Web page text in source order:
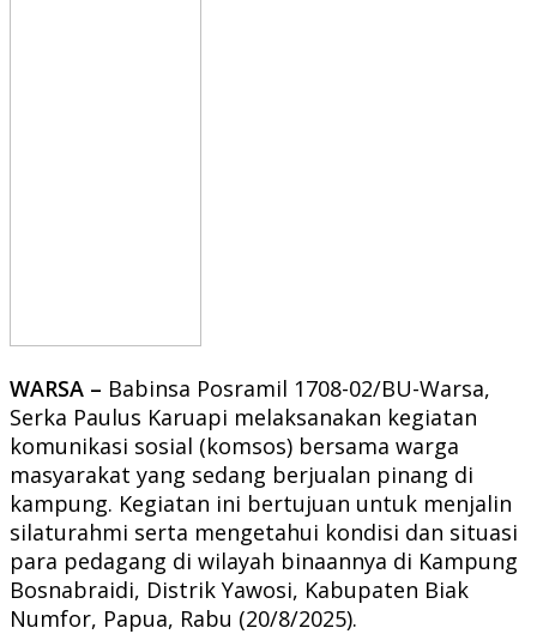
WARSA – Babinsa Posramil 1708-02/BU-Warsa,
Serka Paulus Karuapi melaksanakan kegiatan
komunikasi sosial (komsos) bersama warga
masyarakat yang sedang berjualan pinang di
kampung. Kegiatan ini bertujuan untuk menjalin
silaturahmi serta mengetahui kondisi dan situasi
para pedagang di wilayah binaannya di Kampung
Bosnabraidi, Distrik Yawosi, Kabupaten Biak
Numfor, Papua, Rabu (20/8/2025).